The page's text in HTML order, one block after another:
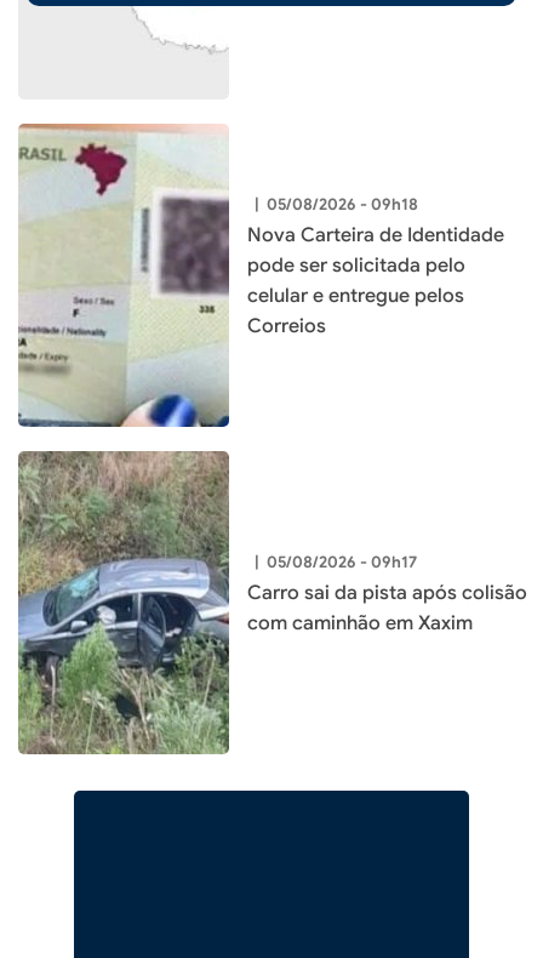
| 05/08/2026 - 09h18
Nova Carteira de Identidade
pode ser solicitada pelo
celular e entregue pelos
Correios
| 05/08/2026 - 09h17
Carro sai da pista após colisão
com caminhão em Xaxim